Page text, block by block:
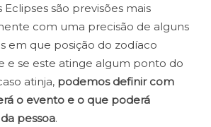
são previsões mais
com uma precisão de alguns
em que posição do zodíaco
e se este atinge algum ponto do
atinja, podemos definir com
o evento e o que poderá
pessoa.